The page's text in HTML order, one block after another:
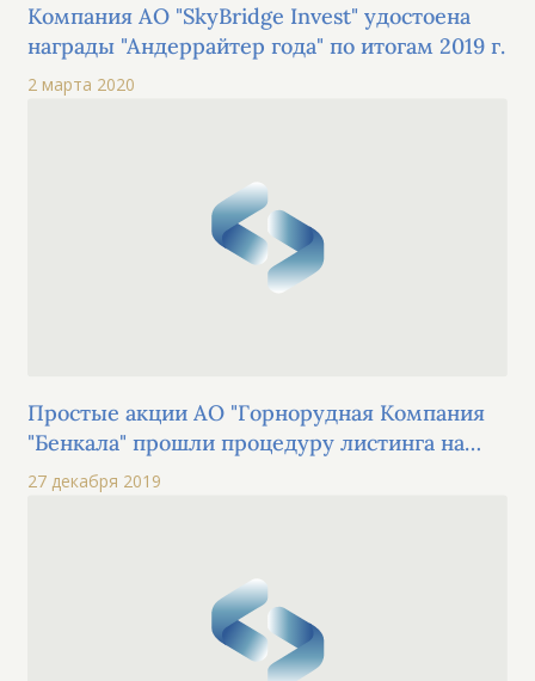
Компания АО "SkyBridge Invest" удостоена
награды "Андеррайтер года" по итогам 2019 г.
2 марта 2020
Простые акции АО "Горнорудная Компания
"Бенкала" прошли процедуру листинга на
KASE в секторе "акции" альтернативной
27 декабря 2019